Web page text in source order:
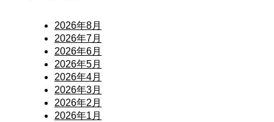
2026年8月
2026年7月
2026年6月
2026年5月
2026年4月
2026年3月
2026年2月
2026年1月